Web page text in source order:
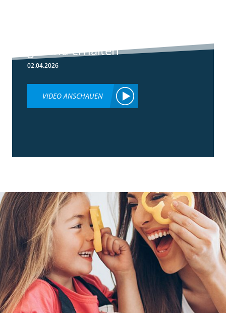
gesund erhalten
02.04.2026
VIDEO ANSCHAUEN